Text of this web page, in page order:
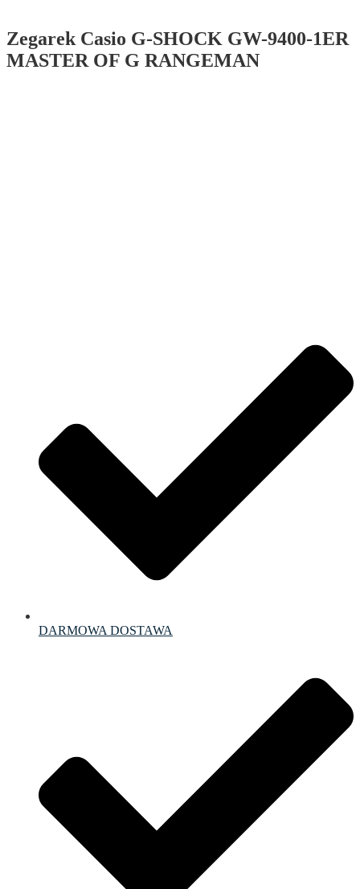
Zegarek Casio G-SHOCK GW-9400-1ER
MASTER OF G RANGEMAN
DARMOWA DOSTAWA